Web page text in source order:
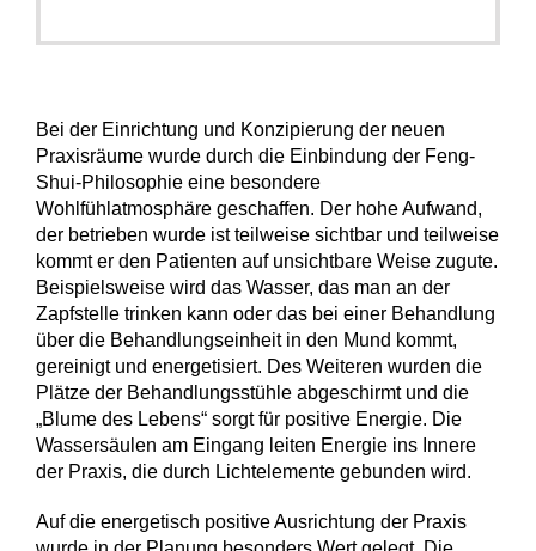
Bei der Einrichtung und Konzipierung der neuen
Praxisräume wurde durch die Einbindung der Feng-
Shui-Philosophie eine besondere
Wohlfühlatmosphäre geschaffen. Der hohe Aufwand,
der betrieben wurde ist teilweise sichtbar und teilweise
kommt er den Patienten auf unsichtbare Weise zugute.
Beispielsweise wird das Wasser, das man an der
Zapfstelle trinken kann oder das bei einer Behandlung
über die Behandlungseinheit in den Mund kommt,
gereinigt und energetisiert. Des Weiteren wurden die
Plätze der Behandlungsstühle abgeschirmt und die
„Blume des Lebens“ sorgt für positive Energie. Die
Wassersäulen am Eingang leiten Energie ins Innere
der Praxis, die durch Lichtelemente gebunden wird.
Auf die energetisch positive Ausrichtung der Praxis